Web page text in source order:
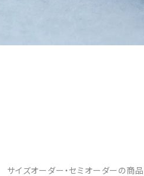
サイズオーダー・セミオーダーの商